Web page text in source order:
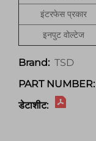
इंटरफेस प्रकार
इनपुट वोल्टेज
Brand: TSD
PART NUMBER:
डेटाशीट: